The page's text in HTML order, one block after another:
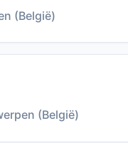
(België)
(België)